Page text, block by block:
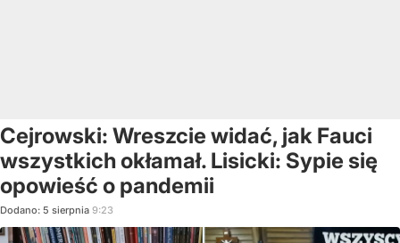
Cejrowski: Wreszcie widać, jak Fauci
wszystkich okłamał. Lisicki: Sypie się
opowieść o pandemii
Dodano: 5 sierpnia 9:23